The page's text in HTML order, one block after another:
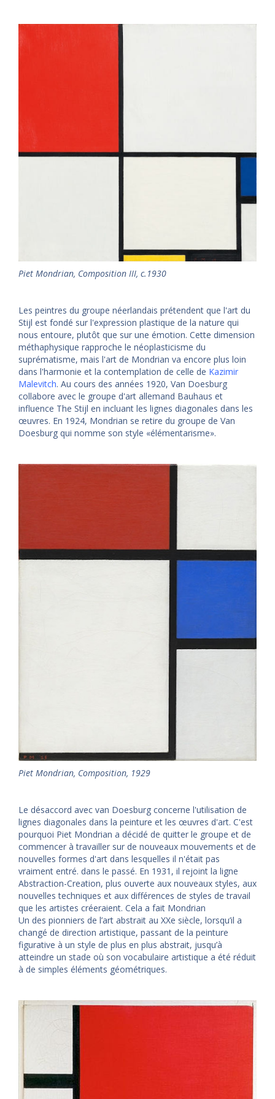
Piet Mondrian, Composition III, c.1930
Les peintres du groupe néerlandais prétendent que l'art du
Stijl est fondé sur l'expression plastique de la nature qui
nous entoure, plutôt que sur une émotion. Cette dimension
méthaphysique rapproche le néoplasticisme du
suprématisme, mais l'art de Mondrian va encore plus loin
dans l'harmonie et la contemplation de celle de Kazimir
Malevitch. Au cours des années 1920, Van Doesburg
collabore avec le groupe d'art allemand Bauhaus et
influence The Stijl en incluant les lignes diagonales dans les
œuvres. En 1924, Mondrian se retire du groupe de Van
Doesburg qui nomme son style «élémentarisme».
Piet Mondrian, Composition, 1929
Le désaccord avec van Doesburg concerne l'utilisation de
lignes diagonales dans la peinture et les œuvres d'art. C'est
pourquoi Piet Mondrian a décidé de quitter le groupe et de
commencer à travailler sur de nouveaux mouvements et de
nouvelles formes d'art dans lesquelles il n'était pas
vraiment entré. dans le passé. En 1931, il rejoint la ligne
Abstraction-Creation, plus ouverte aux nouveaux styles, aux
nouvelles techniques et aux différences de styles de travail
que les artistes créeraient. Cela a fait Mondrian
Un des pionniers de l’art abstrait au XXe siècle, lorsqu’il a
changé de direction artistique, passant de la peinture
figurative à un style de plus en plus abstrait, jusqu’à
atteindre un stade où son vocabulaire artistique a été réduit
à de simples éléments géométriques.